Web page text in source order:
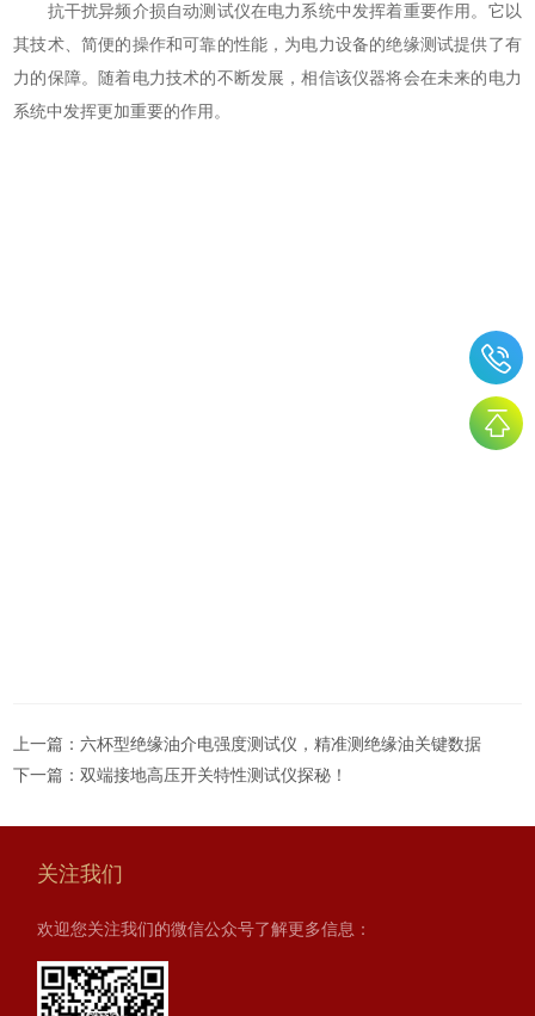
抗干扰异频介损自动测试仪在电力系统中发挥着重要作用。它以
其技术、简便的操作和可靠的性能，为电力设备的绝缘测试提供了有
力的保障。随着电力技术的不断发展，相信该仪器将会在未来的电力
系统中发挥更加重要的作用。
上一篇：六杯型绝缘油介电强度测试仪，精准测绝缘油关键数据
下一篇：双端接地高压开关特性测试仪探秘！
关注我们
欢迎您关注我们的微信公众号了解更多信息：